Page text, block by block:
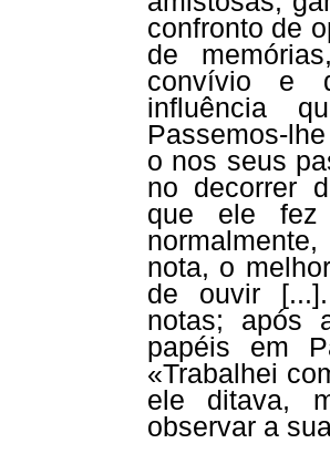
confronto de
de
convívio e
influência
Passemos-
o nos seus
no decorrer
que ele fez
nota, o
de ouvir
notas; após
papéis em
«Trabalhei
ele ditava,
observar a